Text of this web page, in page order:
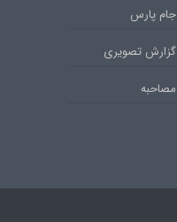
جام پارس
گزارش تصویری
مصاحبه